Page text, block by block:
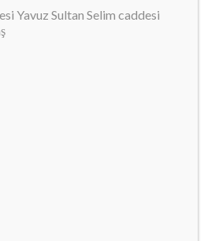
Yavuz Sultan Selim caddesi